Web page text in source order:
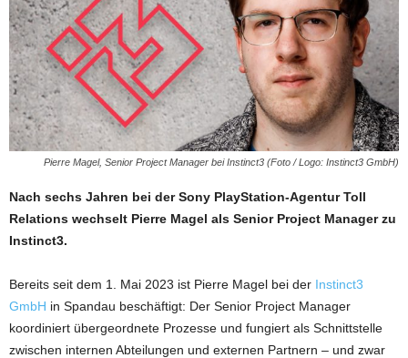
Pierre Magel, Senior Project Manager bei Instinct3 (Foto / Logo: Instinct3 GmbH)
Nach sechs Jahren bei der Sony PlayStation-Agentur Toll
Relations wechselt Pierre Magel als Senior Project Manager zu
Instinct3.
Bereits seit dem 1. Mai 2023 ist Pierre Magel bei der Instinct3
GmbH in Spandau beschäftigt: Der Senior Project Manager
koordiniert übergeordnete Prozesse und fungiert als Schnittstelle
zwischen internen Abteilungen und externen Partnern – und zwar